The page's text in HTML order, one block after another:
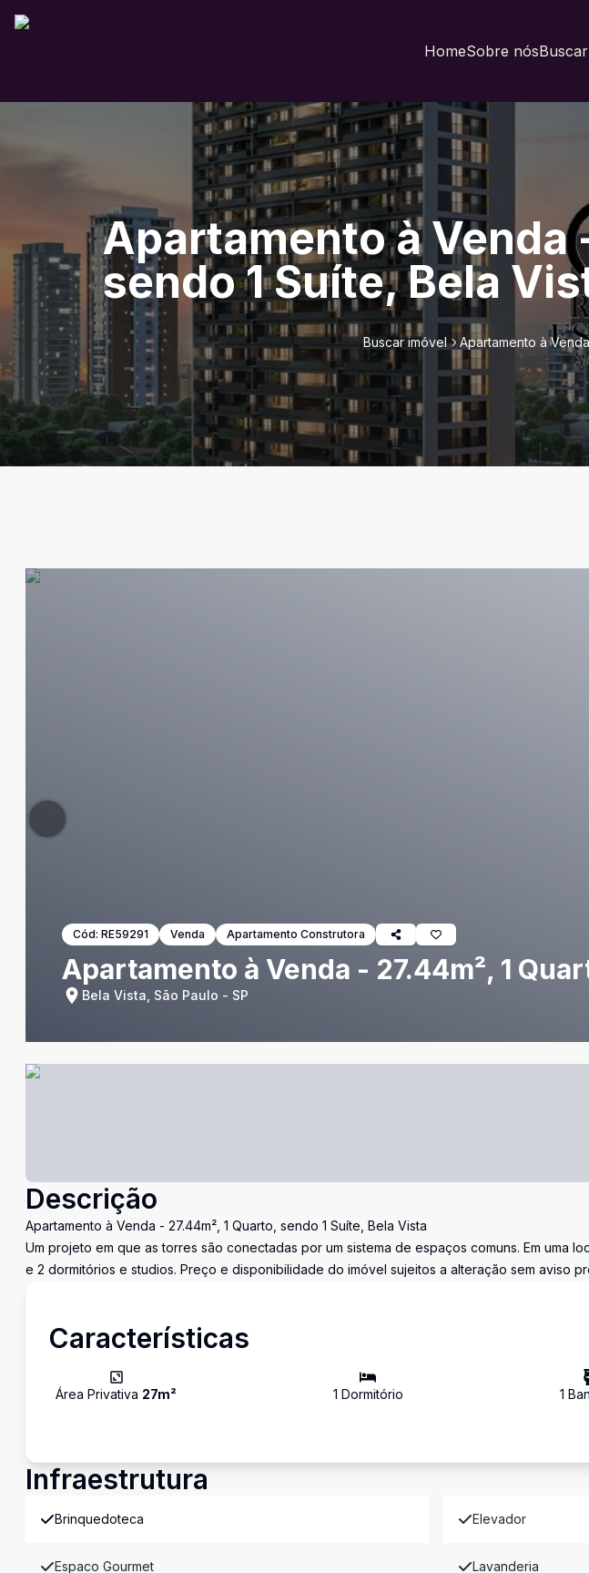
HomeSobre nós
Apartamento à Venda
sendo 1 Suíte, Bela
Buscar imóvel Apartamento à
Cód: RE59291 Venda Apartamento Construtora
Apartamento à Venda - 27.44m², 1
Bela Vista, São Paulo - SP
Descrição
Apartamento à Venda - 27.44m², 1 Quarto, sendo 1 Suíte, Bela Vista
Um projeto em que as torres são conectadas por um sistema de espaços comuns. Em uma
e 2 dormitórios e studios. Preço e disponibilidade do imóvel sujeitos a alteração sem aviso
Características
Área Privativa 27m² 1 Dormitório 1
Infraestrutura
Brinquedoteca Elevador
Espaco Gourmet Lavanderia